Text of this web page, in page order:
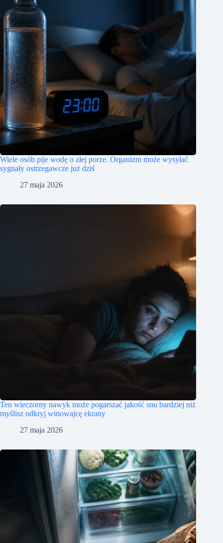
Wiele osób pije wodę o złej porze. Organizm może wysyłać
sygnały ostrzegawcze już dziś
27 maja 2026
Ten wieczorny nawyk może pogarszać jakość snu bardziej niż
myślisz odkryj winowajcę ekrany
27 maja 2026